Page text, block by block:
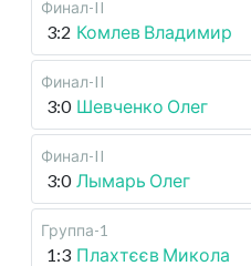
Финал-II
3:2 Комлев Владимир
Финал-II
3:0 Шевченко Олег
Финал-II
3:0 Лымарь Олег
Группа-1
1:3 Плахтєєв Микола